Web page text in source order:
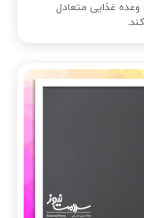
وعده غذایی متعادل